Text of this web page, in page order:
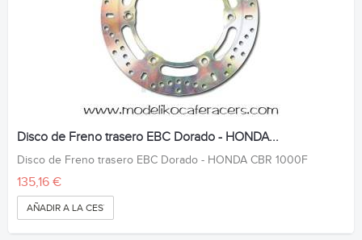
Disco de Freno trasero EBC Dorado - HONDA...
Disco de Freno trasero EBC Dorado - HONDA CBR 1000F
135,16 €
AÑADIR A LA CESTA